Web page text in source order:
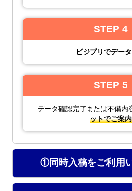
STEP 4
ビジプリでデー
STEP 5
データ確認完了または不備内
ットでご案内
①同時入稿をご利用